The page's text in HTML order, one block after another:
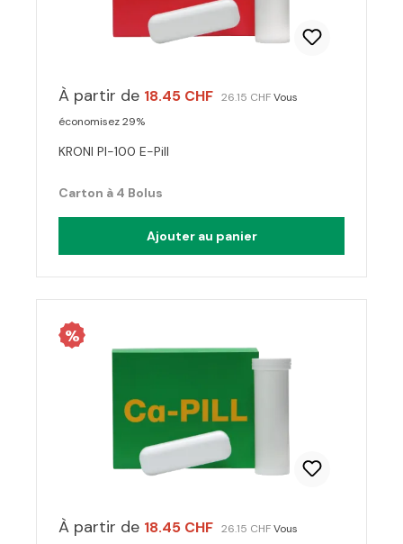
À partir de 18.45 CHF 26.15 CHFVous
économisez 29%
KRONI PI-100 E-Pill
Carton à 4 Bolus
Ajouter au panier
%
À partir de 18.45 CHF 26.15 CHFVous